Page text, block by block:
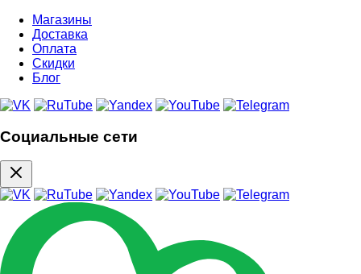
Магазины
Доставка
Оплата
Скидки
Блог
Социальные сети